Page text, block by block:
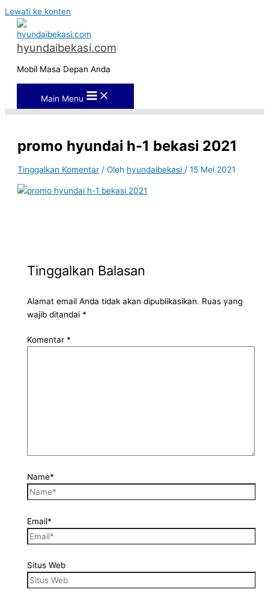
Lewati ke konten
hyundaibekasi.com
Mobil Masa Depan Anda
Main Menu
promo hyundai h-1 bekasi 2021
Tinggalkan Komentar / Oleh hyundaibekasi/15 Mei 2021
Tinggalkan Balasan
Alamat email Anda tidak akan dipublikasikan. Ruas yang
wajib ditandai *
Komentar *
Name*
Email*
Situs Web